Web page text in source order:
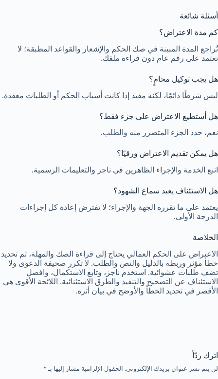
أسئلة شائعة
كم مدة الاعتراض؟
تُراجع المدة المبينة في صك الحكم والإشعار والقواعد المطبقة؛ لا
تعتمد على رقم عام دون قراءة ملفك.
هل يجب توكيل محامٍ؟
ليس شرطًا دائمًا، لكنه مفيد إذا كانت أسباب الحكم أو الطلبات معقدة.
هل أستطيع الاعتراض على جزء فقط؟
نعم، حدد الجزء المتضرر منه والطلب.
هل يمكن تقديم الاعتراض ورقيًا؟
اتبع الخدمة والإجراء الظاهرين في ناجز والتعليمات الرسمية.
هل الاستئناف يعيد سماع الشهود؟
يعتمد على ما تقرره الجهة والإجراء؛ لا تفترض إعادة كل إجراءات
الدرجة الأولى.
الخلاصة
الاعتراض على الحكم العمالي يحتاج إلى قراءة الصك والمهلة، ثم تحديد
خطأ مؤثر وربطه بالدليل والنص والطلب. لا تكرر صحيفة الدعوى ولا
تضف طلبات عشوائية. استخدم ناجز، وتابع الاستكمال، وافصل
الاستئناف عن التصحيح والتنفيذ والطرق الاستثنائية. اللائحة الأقوى هي
الأقصر في تحديد الخطأ والأوضح في بيان أثره.
اترك ردّاً
لن يتم نشر عنوان بريدك الإلكتروني. الحقول الإلزامية مشار إليها بـ *